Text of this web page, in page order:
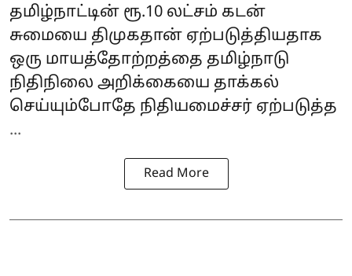
தமிழ்நாட்டின் ரூ.10 லட்சம் கடன்
சுமையை திமுகதான் ஏற்படுத்தியதாக
ஒரு மாயத்தோற்றத்தை தமிழ்நாடு
நிதிநிலை அறிக்கையை தாக்கல்
செய்யும்போதே நிதியமைச்சர் ஏற்படுத்த
...
Read More